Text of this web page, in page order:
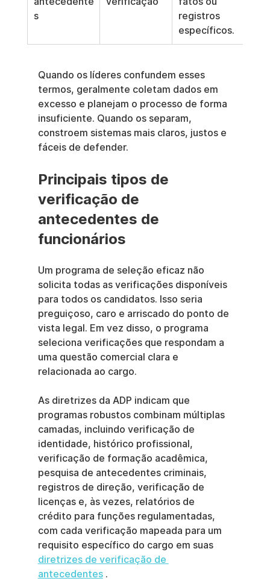
s
registros
específicos.
Quando os líderes confundem esses
termos, geralmente coletam dados em
excesso e planejam o processo de forma
insuficiente. Quando os separam,
constroem sistemas mais claros, justos e
fáceis de defender.
Principais tipos de
verificação de
antecedentes de
funcionários
Um programa de seleção eficaz não
solicita todas as verificações disponíveis
para todos os candidatos. Isso seria
preguiçoso, caro e arriscado do ponto de
vista legal. Em vez disso, o programa
seleciona verificações que respondam a
uma questão comercial clara e
relacionada ao cargo.
As diretrizes da ADP indicam que
programas robustos combinam múltiplas
camadas, incluindo verificação de
identidade, histórico profissional,
verificação de formação acadêmica,
pesquisa de antecedentes criminais,
registros de direção, verificação de
licenças e, às vezes, relatórios de
crédito para funções regulamentadas,
com cada verificação mapeada para um
requisito específico do cargo em suas
diretrizes de verificação de
antecedentes .